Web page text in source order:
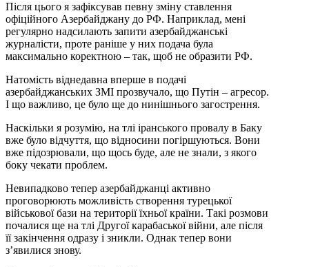
Після цього я зафіксував певну зміну ставлення
офіційного Азербайджану до РФ. Наприклад, мені
регулярно надсилають запити азербайджанські
журналісти, проте раніше у них подача була
максимально коректною – так, щоб не образити РФ.
Натомість віднедавна вперше в подачі
азербайджанських ЗМІ прозвучало, що Путін – агресор.
І що важливо, це було ще до нинішнього загострення.
Наскільки я розумію, на тлі іранського провалу в Баку
вже було відчуття, що відносини погіршуються. Вони
вже підозрювали, що щось буде, але не знали, з якого
боку чекати проблем.
Невипадково тепер азербайджанці активно
проговорюють можливість створення турецької
військової бази на території їхньої країни. Такі розмови
почалися ще на тлі Другої карабаської війни, але після
її закінчення одразу і зникли. Однак тепер вони
з’явилися знову.